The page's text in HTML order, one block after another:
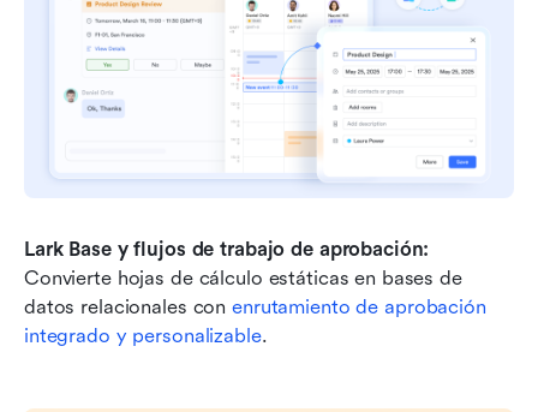
Lark Base y flujos de trabajo de aprobación:
Convierte hojas de cálculo estáticas en bases de
datos relacionales con enrutamiento de aprobación
integrado y personalizable.